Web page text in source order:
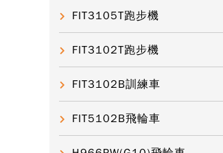
FIT3105T跑步機
FIT3102T跑步機
FIT3102B訓練車
FIT5102B飛輪車